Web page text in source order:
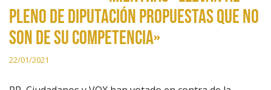
pleno de Diputación propuestas que no
son de su competencia»
22/01/2021